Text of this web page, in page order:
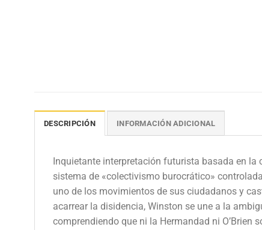
DESCRIPCIÓN INFORMACIÓN ADICIONAL
Inquietante interpretación futurista basada en
sistema de «colectivismo burocrático»
uno de los movimientos de sus ciudadanos y
acarrear la disidencia, Winston se une a la
comprendiendo que ni la Hermandad ni O’Brien